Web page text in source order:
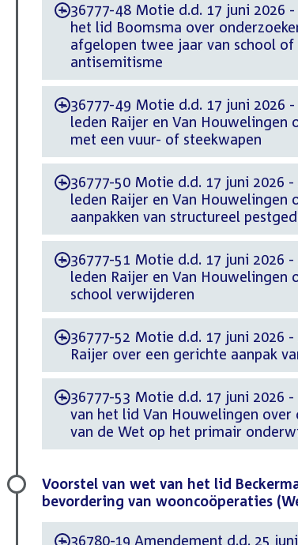
-36777-48 Motie d.d. 17 juni 2026
het lid Boomsma over
afgelopen twee jaar van school
antisemitisme
-36777-49 Motie d.d. 17 juni 2026
leden Raijer en Van
met een vuur- of steekwapen
-36777-50 Motie d.d. 17 juni 2026
leden Raijer en Van Houwelingen
aanpakken van structureel
-36777-51 Motie d.d. 17 juni 2026
leden Raijer en Van
school verwijderen
-36777-52 Motie d.d. 17 juni 2026
Raijer over een gerichte aanpak
-36777-53 Motie d.d. 17 juni 2026
van het lid Van Houwelingen
van de Wet op het primair
Voorstel van wet van het lid
bevordering van wooncoöperaties
-36780-19 Amendement d.d. 25